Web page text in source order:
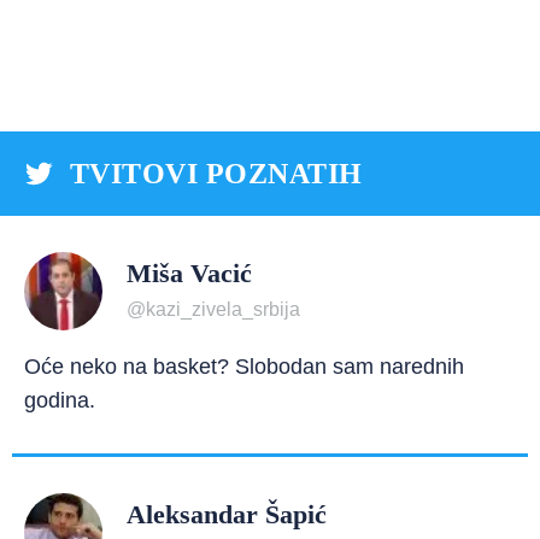
TVITOVI POZNATIH
Miša Vacić
@kazi_zivela_srbija
Oće neko na basket? Slobodan sam narednih
godina.
Aleksandar Šapić